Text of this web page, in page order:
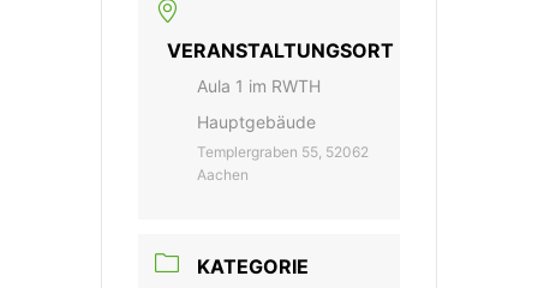
VERANSTALTUNGSORT
Aula 1 im RWTH
Hauptgebäude
Templergraben 55, 52062
Aachen
KATEGORIE